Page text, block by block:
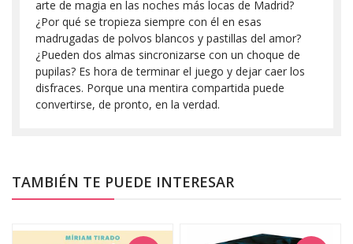
arte de magia en las noches más locas de Madrid?
¿Por qué se tropieza siempre con él en esas
madrugadas de polvos blancos y pastillas del amor?
¿Pueden dos almas sincronizarse con un choque de
pupilas? Es hora de terminar el juego y dejar caer los
disfraces. Porque una mentira compartida puede
convertirse, de pronto, en la verdad.
TAMBIÉN TE PUEDE INTERESAR